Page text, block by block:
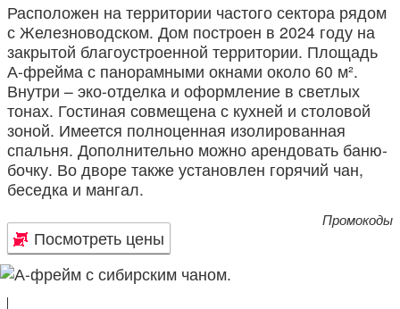
Расположен на территории частого сектора рядом
с Железноводском. Дом построен в 2024 году на
закрытой благоустроенной территории. Площадь
А-фрейма с панорамными окнами около 60 м².
Внутри – эко-отделка и оформление в светлых
тонах. Гостиная совмещена с кухней и столовой
зоной. Имеется полноценная изолированная
спальня. Дополнительно можно арендовать баню-
бочку. Во дворе также установлен горячий чан,
беседка и мангал.
Посмотреть цены
Промокоды